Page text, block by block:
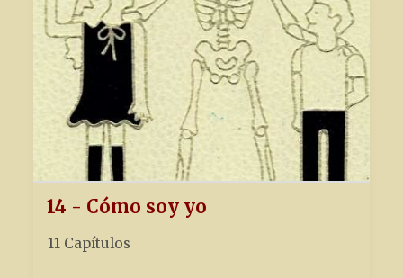
14 - Cómo soy yo
11 Capítulos